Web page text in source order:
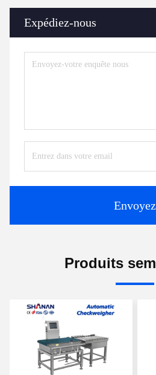
Expédiez-nous
Envoyez
Produits